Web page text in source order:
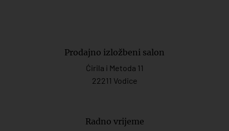
Prodajno izložbeni salon
Ćirila i Metoda 11
22211 Vodice
Radno vrijeme